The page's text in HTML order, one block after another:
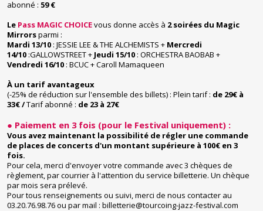
abonné : 59 €
Le Pass MAGIC CHOICEvous donne accès à 2soirées du Magic
Mirrorsparmi :
Mardi 13/10 : JESSIE LEE & THE ALCHEMISTS + Mercredi
14/10 :GALLOWSTREET + Jeudi 15/10 : ORCHESTRA BAOBAB +
Vendredi 16/10 : BCUC + Caroll Mamaqueen
À un tarif avantageux
(-25% de réduction sur l'ensemble des billets) : Plein tarif : de 29€ à
33€ /Tarif abonné : de 23 à 27€
● Paiement en 3 fois (pour le Festival uniquement) :
Vous avez maintenant la possibilité de régler une commande
de places de concerts d'un montant supérieure à 100€ en 3
fois.
Pour cela, merci d'envoyer votre commande avec 3 chèques de
règlement, par courrier à l'attention du service billetterie. Un chèque
par mois sera prélevé.
Pour tous renseignements ou suivi, merci de nous contacter au
03.20.76.98.76 ou par mail : billetterie@tourcoing-jazz-festival.com